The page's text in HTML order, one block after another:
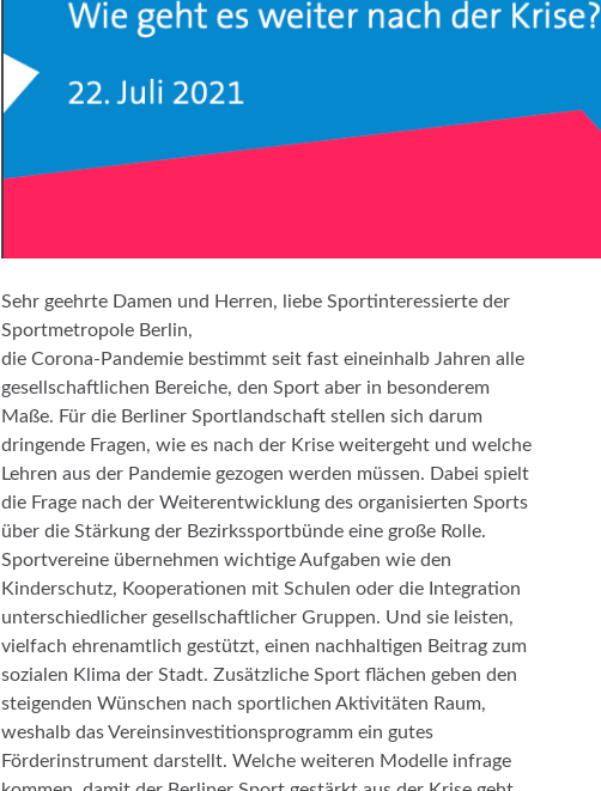
Sehr geehrte Damen und Herren, liebe Sportinteressierte der
Sportmetropole Berlin,
die Corona-Pandemie bestimmt seit fast eineinhalb Jahren alle
gesellschaftlichen Bereiche, den Sport aber in besonderem
Maße. Für die Berliner Sportlandschaft stellen sich darum
dringende Fragen, wie es nach der Krise weitergeht und welche
Lehren aus der Pandemie gezogen werden müssen. Dabei spielt
die Frage nach der Weiterentwicklung des organisierten Sports
über die Stärkung der Bezirkssportbünde eine große Rolle.
Sportvereine übernehmen wichtige Aufgaben wie den
Kinderschutz, Kooperationen mit Schulen oder die Integration
unterschiedlicher gesellschaftlicher Gruppen. Und sie leisten,
vielfach ehrenamtlich gestützt, einen nachhaltigen Beitrag zum
sozialen Klima der Stadt. Zusätzliche Sport flächen geben den
steigenden Wünschen nach sportlichen Aktivitäten Raum,
weshalb das Vereinsinvestitionsprogramm ein gutes
Förderinstrument darstellt. Welche weiteren Modelle infrage